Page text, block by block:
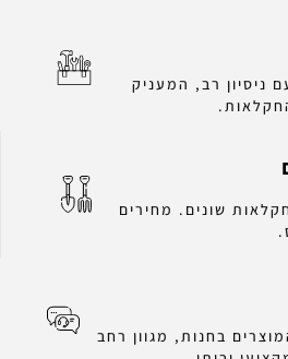
ניסיון רב, המעניק
שונים. מחירים
בחנות, מגוון רחב